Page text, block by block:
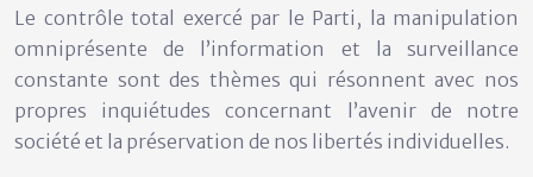
Le contrôle total exercé par le Parti, la manipulation
omniprésente de l’information et la surveillance
constante sont des thèmes qui résonnent avec nos
propres inquiétudes concernant l’avenir de notre
société et la préservation de nos libertés individuelles.